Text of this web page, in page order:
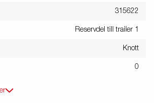
315622
Reservdel till trailer 1
Knott
0